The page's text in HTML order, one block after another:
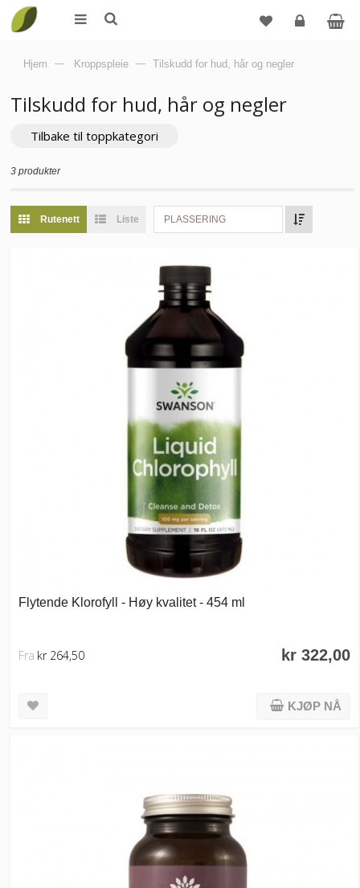
Logg
Hjem — Kroppspleie — Tilskudd for hud, hår og negler
Tilskudd for hud, hår og negler
Tilbake til toppkategori
3 produkter
Rutenett Liste PLASSERING
Flytende Klorofyll - Høy kvalitet - 454 ml
kr 322,00
Fra kr 264,50
KJØP NÅ